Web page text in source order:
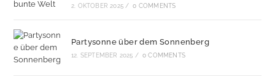
2. OKTOBER 2025 / 0 COMMENTS
Partysonne über dem Sonnenberg
12. SEPTEMBER 2025 / 0 COMMENTS